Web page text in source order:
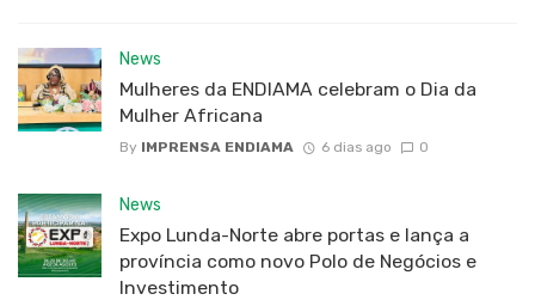
News
Mulheres da ENDIAMA celebram o Dia da
Mulher Africana
By IMPRENSA ENDIAMA 6 dias ago 0
News
Expo Lunda-Norte abre portas e lança a
província como novo Polo de Negócios e
Investimento